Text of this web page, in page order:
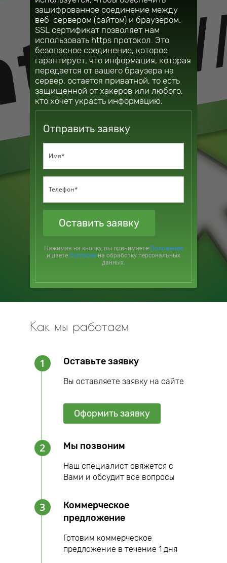
зашифрованное соединение между
веб-сервером (сайтом) и браузером.
SSL сертификат позволяет нам
использовать https протокол. Это
безопасное соединение, которое
гарантирует, что информация, которая
передается от вашего браузера на
сервер, остается приватной, то есть
защищенной от хакеров или любого,
кто хочет украсть информацию.
Отправить заявку
Оставить заявку
Нажимая на кнопку, вы принимаете Положение
и даете Согласие на обработку персональных
данных.
Как мы работаем
1 Оставьте заявку
Вы оставляете заявку на сайте
Оформить заявку
2 Мы позвоним
Наш специалист свяжется с
Вами и обсудит все вопросы
3
Коммерческое
предложение
Готовим коммерческое
предложение в течение 1 дня